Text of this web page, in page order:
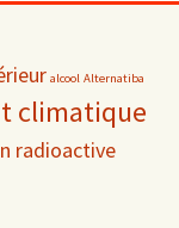
alcool Alternatiba
climatique
radioactive